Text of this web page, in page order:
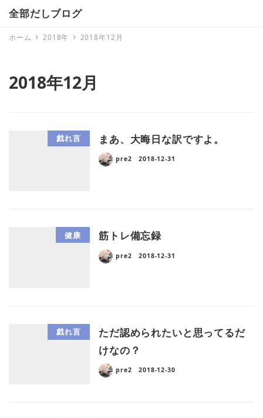
全部だしブログ
ホーム 2018年 2018年12月
2018年12月
戯れ言 まあ、大晦日な訳ですよ。
pre2 2018-12-31
健康 筋トレ備忘録
pre2 2018-12-31
戯れ言
ただ認められたいと思ってるだ
けなの？
pre2 2018-12-30